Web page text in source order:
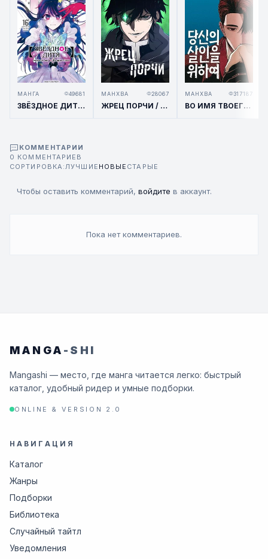
МАНГА 49681
ЗВЁЗДНОЕ ДИТЯ / OSHI NO KO
МАНХВА 28067
ЖРЕЦ ПОРЧИ / THE PRIEST OF CORRUPTION
МАНХВА 317187
ВО ИМЯ ТВОЕГО УБИЙСТВА / FOR YOUR MURDER
КОММЕНТАРИИ
0 КОММЕНТАРИЕВ
СОРТИРОВКА:ЛУЧШИЕ НОВЫЕ СТАРЫЕ
Чтобы оставить комментарий, войдите в аккаунт.
Пока нет комментариев.
MANGA -SHI
Mangashi — место, где манга читается легко: быстрый
каталог, удобный ридер и умные подборки.
ONLINE & VERSION 2.0
НАВИГАЦИЯ
Каталог
Жанры
Подборки
Библиотека
Случайный тайтл
Уведомления